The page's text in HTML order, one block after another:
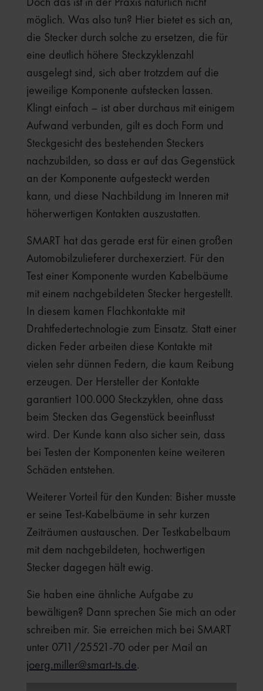
möglich. Was also tun? Hier bietet es sich an,
die Stecker durch solche zu ersetzen, die für
eine deutlich höhere Steckzyklenzahl
ausgelegt sind, sich aber trotzdem auf die
jeweilige Komponente aufstecken lassen.
Klingt einfach – ist aber durchaus mit einigem
Aufwand verbunden, gilt es doch Form und
Steckgesicht des bestehenden Steckers
nachzubilden, so dass er auf das Gegenstück
an der Komponente aufgesteckt werden
kann, und diese Nachbildung im Inneren mit
höherwertigen Kontakten auszustatten.
SMART hat das gerade erst für einen großen
Automobilzulieferer durchexerziert. Für den
Test einer Komponente wurden Kabelbäume
mit einem nachgebildeten Stecker hergestellt.
In diesem kamen Flachkontakte mit
Drahtfedertechnologie zum Einsatz. Statt einer
dicken Feder arbeiten diese Kontakte mit
vielen sehr dünnen Federn, die kaum Reibung
erzeugen. Der Hersteller der Kontakte
garantiert 100.000 Steckzyklen, ohne dass
beim Stecken das Gegenstück beeinflusst
wird. Der Kunde kann also sicher sein, dass
bei Testen der Komponenten keine weiteren
Schäden entstehen.
Weiterer Vorteil für den Kunden: Bisher musste
er seine Test-Kabelbäume in sehr kurzen
Zeiträumen austauschen. Der Testkabelbaum
mit dem nachgebildeten, hochwertigen
Stecker dagegen hält ewig.
Sie haben eine ähnliche Aufgabe zu
bewältigen? Dann sprechen Sie mich an oder
schreiben mir. Sie erreichen mich bei SMART
unter 0711/25521-70 oder per Mail an
joerg.miller@smart-ts.de.